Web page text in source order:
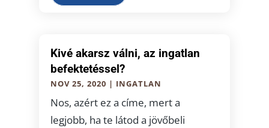
Kivé akarsz válni, az ingatlan
befektetéssel?
NOV 25, 2020 | INGATLAN
Nos, azért ez a címe, mert a
legjobb, ha te látod a jövőbeli